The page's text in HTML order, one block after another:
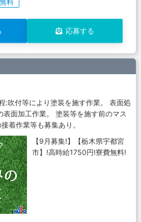
料
応募する
:吹付等により塗装を施す作業。 表面処
面加工作業。 塗装等を施す前のマス
着作業等も募集あり。
【9月募集!】【栃木県宇都宮
市】!高時給1750円!寮費無料!